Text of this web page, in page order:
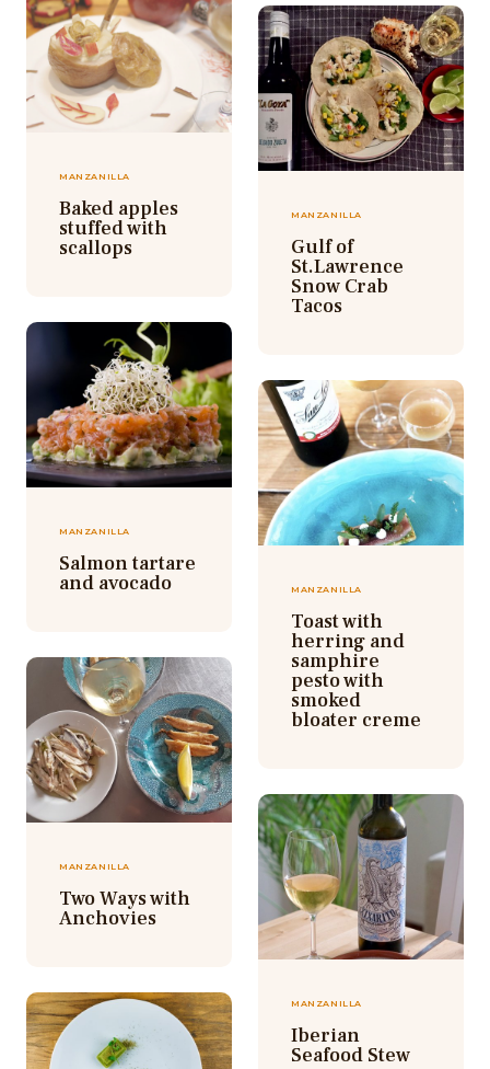
MANZANILLA
Baked apples
stuffed with
scallops
MANZANILLA
Gulf of
St.Lawrence
Snow Crab
Tacos
MANZANILLA
Salmon tartare
and avocado MANZANILLA
Toast with
herring and
samphire
pesto with
smoked
bloater creme
MANZANILLA
Two Ways with
Anchovies
MANZANILLA
Iberian
Seafood Stew